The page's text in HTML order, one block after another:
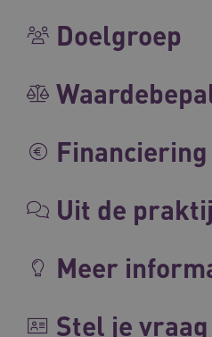
Doelgroep
Financiering
Uit de
Meer
Stel je vraag
ARRAffinity Google